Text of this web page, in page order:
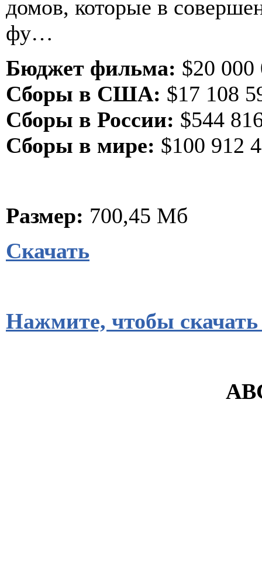
домов, которые в
фу…
Бюджет фильма: $20 000
Сборы в США: $17 108
Сборы в России: $544
Сборы в мире: $100 912
Размер: 700,45 Мб
Скачать
Нажмите, чтобы